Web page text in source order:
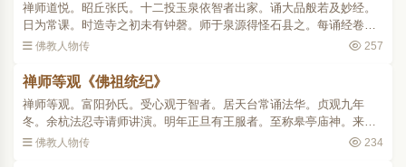
禅师道悦。昭丘张氏。十二投玉泉依智者出家。诵大品般若及妙经。
日为常课。时造寺之初未有钟磬。师于泉源得怪石县之。每诵经卷通
辄扣下。声韵清彻闻者肃然。幽冥之徒屡获祥感。偶患水胀腹急如
佛教人物传 257
禅师等观《佛祖统纪》
禅师等观。富阳孙氏。受心观于智者。居天台常诵法华。贞观九年
冬。余杭法忍寺请师讲演。明年正旦有王服者。至称皋亭庙神。来谒
师曰。禅师昨过庙廷。适弟子巡游不及奉迎。今故远来专求戒法。师
佛教人物传 234